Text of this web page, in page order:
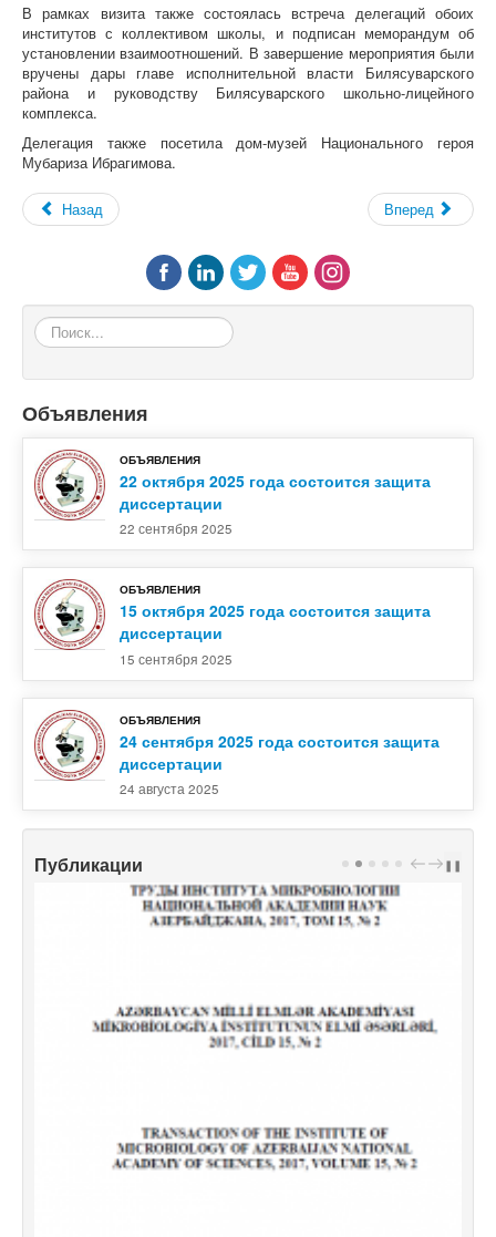
В рамках визита также состоялась встреча делегаций обоих
институтов с коллективом школы, и подписан меморандум об
установлении взаимоотношений. В завершение мероприятия были
вручены дары главе исполнительной власти Билясуварского
района и руководству Билясуварского школьно-лицейного
комплекса.
Делегация также посетила дом-музей Национального героя
Мубариза Ибрагимова.
Назад Вперед
Поиск...
Объявления
ОБЪЯВЛЕНИЯ
22 октября 2025 года состоится защита
диссертации
22 сентября 2025
ОБЪЯВЛЕНИЯ
15 октября 2025 года состоится защита
диссертации
15 сентября 2025
ОБЪЯВЛЕНИЯ
24 сентября 2025 года состоится защита
диссертации
24 августа 2025
Публикации PREV
NEXT
❚❚